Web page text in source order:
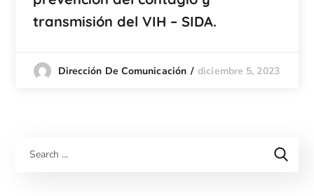
transmisión del VIH – SIDA.
Dirección De Comunicación diciembre 5, 2023